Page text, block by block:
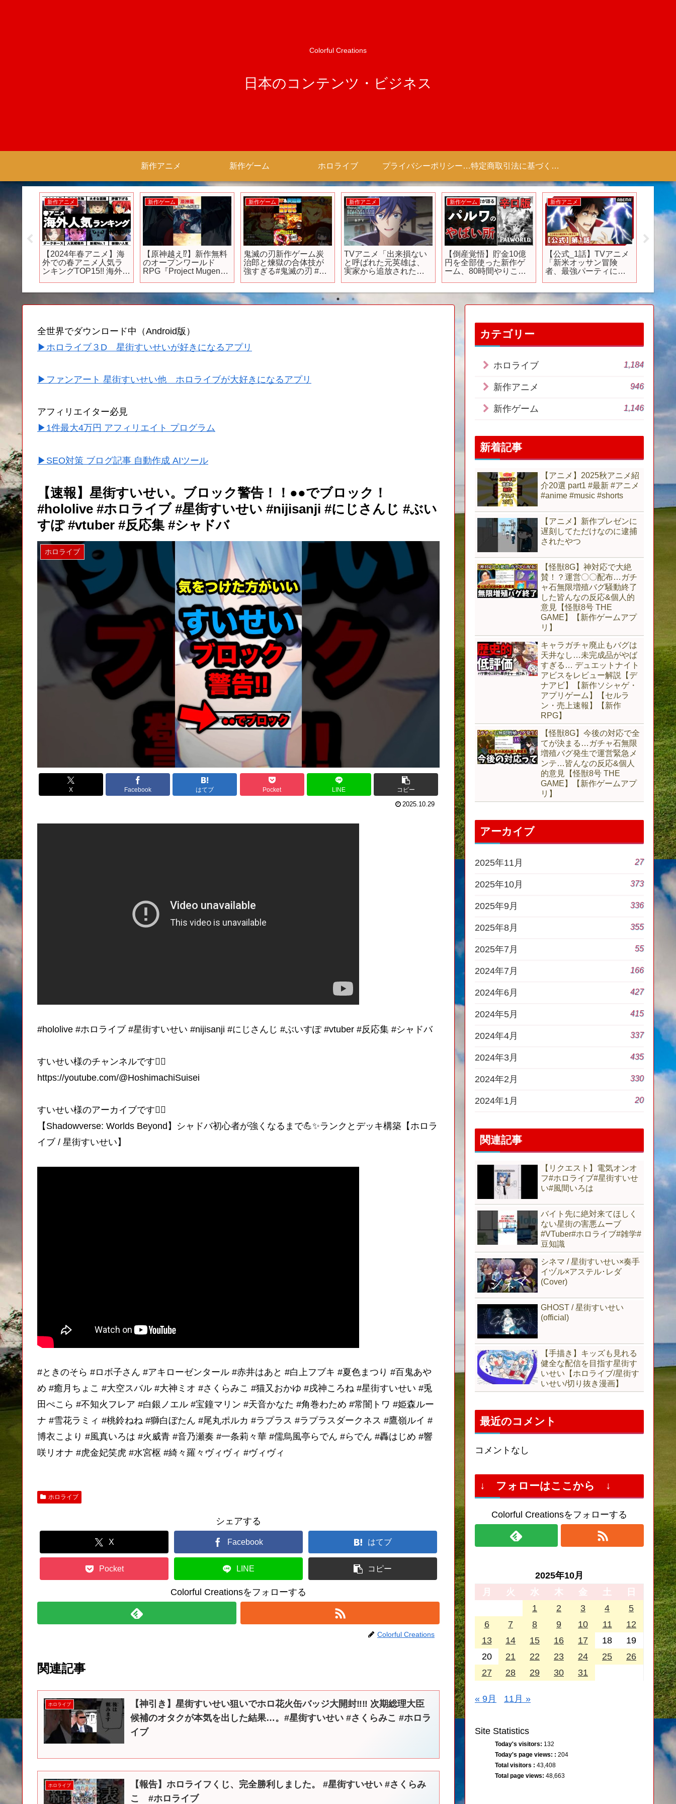
Colorful Creations
日本のコンテンツ・ビジネス
新作アニメ 新作ゲーム ホロライブ プライバシーポリシー 【Colorful Creation】 特定商取引法に基づく表記（商取引に関する開示）
新作アニメ
【2024年春アニメ】海
外での春アニメ人気ラ
ンキングTOP15!! 海外で
職転生】【ダンジョン
飯】【転スラ】【ヒロ
新作ゲーム
【原神越え⁉】新作無料
のオープンワールド
RPG『Project Mugen』
作ゲーム #アイドル
#yoasobi #まがれつ
新作ゲーム
鬼滅の刃新作ゲーム炭
治郎と煉獄の合体技が
強すぎる#鬼滅の刃 #鬼
新作アニメ
TVアニメ「出来損ない
と呼ばれた元英雄は、
実家から追放されたの
新作ゲーム
【倒産覚悟】貯金10億
円を全部使った新作ゲ
ーム、80時間やりこん
新作アニメ
【公式_1話】TVアニメ
「新米オッサン冒険
者、最強パーティに死
捨て場
ー!!
全世界でダウンロード中（Android版）
▶ホロライブ３D 星街すいせいが好きになるアプリ
▶ファンアート 星街すいせい他 ホロライブが大好きになるアプリ
アフィリエイター必見
▶1件最大4万円 アフィリエイト プログラム
▶SEO対策 ブログ記事 自動作成 AIツール
【速報】星街すいせい。ブロック警告！！●●でブロック！
#hololive #ホロライブ #星街すいせい #nijisanji #にじさんじ #ぶい
すぽ #vtuber #反応集 #シャドバ
ホロライブ
X Facebook はてブ Pocket LINE コピー
2025.10.29
#hololive #ホロライブ #星街すいせい #nijisanji #にじさんじ #ぶいすぽ #vtuber #反応集 #シャドバ
すいせい様のチャンネルです🙂‍↕️
https://youtube.com/@HoshimachiSuisei
すいせい様のアーカイブです🙂‍↕️
【Shadowverse: Worlds Beyond】シャドバ初心者が強くなるまで💪✨ランクとデッキ構築【ホロラ
イブ / 星街すいせい】
#ときのそら #ロボ子さん #アキローゼンタール #赤井はあと #白上フブキ #夏色まつり #百鬼あや
め #癒月ちょこ #大空スバル #大神ミオ #さくらみこ #猫又おかゆ #戌神ころね #星街すいせい #兎
田ぺこら #不知火フレア #白銀ノエル #宝鐘マリン #天音かなた #角巻わため #常闇トワ #姫森ルー
ナ #雪花ラミィ #桃鈴ねね #獅白ぼたん #尾丸ポルカ #ラプラス #ラプラスダークネス #鷹嶺ルイ #
博衣こより #風真いろは #火威青 #音乃瀬奏 #一条莉々華 #儒烏風亭らでん #らでん #轟はじめ #響
咲リオナ #虎金妃笑虎 #水宮枢 #綺々羅々ヴィヴィ #ヴィヴィ
ホロライブ
シェアする
X Facebook はてブ
Pocket LINE コピー
Colorful Creationsをフォローする
Colorful Creations
関連記事
ホロライブ
【神引き】星街すいせい狙いでホロ花火缶バッジ大開封‼︎‼︎ 次期総理大臣
候補のオタクが本気を出した結果…。#星街すいせい #さくらみこ #ホロラ
イブ
ホロライブ
【報告】ホロライフくじ、完全勝利しました。 #星街すいせい #さくらみ
こ #ホロライブ
カテゴリー
ホロライブ 1,184
新作アニメ 946
新作ゲーム 1,146
新着記事
【アニメ】2025秋アニメ紹
介20選 part1 #最新 #アニメ
#anime #music #shorts
【アニメ】新作プレゼンに
遅刻してただけなのに逮捕
されたやつ
【怪獣8G】神対応で大絶
賛！？運営〇〇配布…ガチ
ャ石無限増殖バグ騒動終了
した皆んなの反応&個人的
意見【怪獣8号 THE
GAME】【新作ゲームアプ
リ】
キャラガチャ廃止もバグは
天井なし…未完成品がやば
すぎる… デュエットナイト
アビスをレビュー解説【デ
ナアビ】【新作ソシャゲ・
アプリゲーム】【セルラ
ン・売上速報】【新作
RPG】
【怪獣8G】今後の対応で全
てが決まる…ガチャ石無限
増殖バグ発生で運営緊急メ
ンテ…皆んなの反応&個人
的意見【怪獣8号 THE
GAME】【新作ゲームアプ
リ】
アーカイブ
2025年11月 27
2025年10月 373
2025年9月 336
2025年8月 355
2025年7月 55
2024年7月 166
2024年6月 427
2024年5月 415
2024年4月 337
2024年3月 435
2024年2月 330
2024年1月 20
関連記事
【リクエスト】電気オンオ
フ#ホロライブ#星街すいせ
い#風間いろは
バイト先に絶対来てほしく
ない星街の害悪ムーブ
#VTuber#ホロライブ#雑学#
豆知識
シネマ / 星街すいせい×奏手
イヅル×アステル･レダ
(Cover)
GHOST / 星街すいせい
(official)
【手描き】キッズも見れる
健全な配信を目指す星街す
いせい【ホロライブ/星街す
いせい/切り抜き漫画】
最近のコメント
コメントなし
↓ フォローはここから ↓
Colorful Creationsをフォローする
2025年10月
月
火 水 木 金 土
日
1
2 3 4
5
6
7 8 9 10 11
12
13
14 15 16 17 18
19
20
21 22 23 24 25
26
27
28 29 30 31
« 9月 11月 »
Site Statistics
Today's visitors: 132
Today's page views: : 204
Total visitors : 43,408
Total page views: 48,663